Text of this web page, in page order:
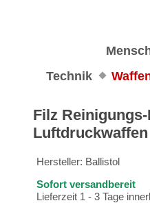
Technik
Filz
Luftdruckwaffen
Hersteller: Ballistol
Sofort versandbereit
Lieferzeit 1 - 3 Tage